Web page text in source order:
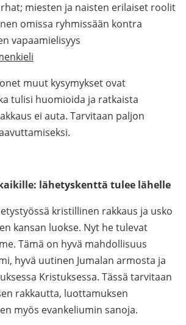
miesten ja naisten erilaiset roolit
omissa ryhmissään kontra
vapaamielisyys
muut kysymykset ovat
tulisi huomioida ja ratkaista
ei auta. Tarvitaan paljon
lähetyskenttä tulee lähelle
kristillinen rakkaus ja usko
kansan luokse. Nyt he tulevat
Tämä on hyvä mahdollisuus
hyvä uutinen Jumalan armosta ja
Kristuksessa. Tässä tarvitaan
rakkautta, luottamuksen
myös evankeliumin sanoja.